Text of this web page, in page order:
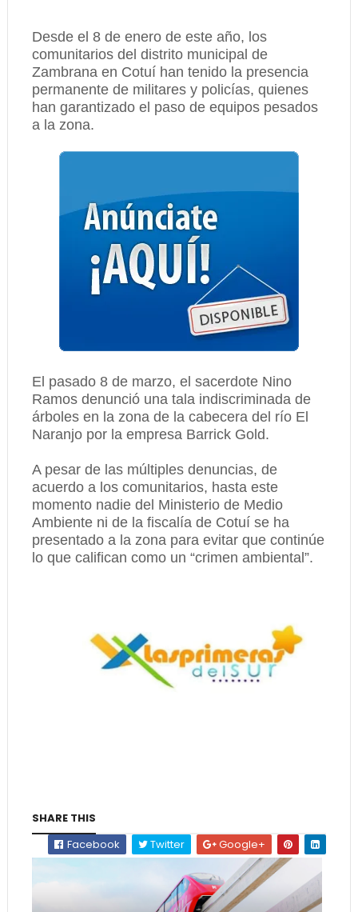
Desde el 8 de enero de este año, los
comunitarios del distrito municipal de
Zambrana en Cotuí han tenido la presencia
permanente de militares y policías, quienes
han garantizado el paso de equipos pesados
a la zona.
El pasado 8 de marzo, el sacerdote Nino
Ramos denunció una tala indiscriminada de
árboles en la zona de la cabecera del río El
Naranjo por la empresa Barrick Gold.
A pesar de las múltiples denuncias, de
acuerdo a los comunitarios, hasta este
momento nadie del Ministerio de Medio
Ambiente ni de la fiscalía de Cotuí se ha
presentado a la zona para evitar que continúe
lo que califican como un “crimen ambiental”.
SHARE THIS
Facebook
Twitter Google+